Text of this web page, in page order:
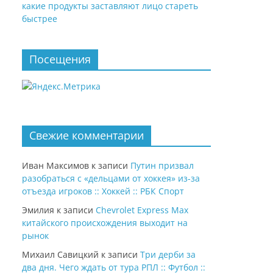
какие продукты заставляют лицо стареть
быстрее
Посещения
Свежие комментарии
Иван Максимов к записи Путин призвал
разобраться с «дельцами от хоккея» из-за
отъезда игроков :: Хоккей :: РБК Спорт
Эмилия к записи Chevrolet Express Max
китайского происхождения выходит на
рынок
Михаил Савицкий к записи Три дерби за
два дня. Чего ждать от тура РПЛ :: Футбол ::